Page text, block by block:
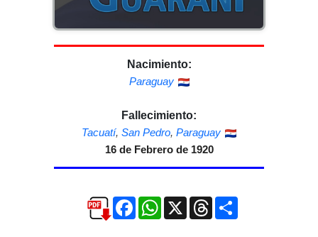
Nacimiento:
Paraguay
Fallecimiento:
Tacuatí, San Pedro, Paraguay
16 de Febrero de 1920
FacebookWhatsApp
X ThreadsCompartir